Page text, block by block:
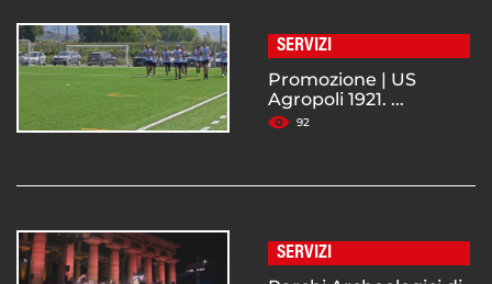
SERVIZI
Promozione | US
Agropoli 1921. ...
92
SERVIZI